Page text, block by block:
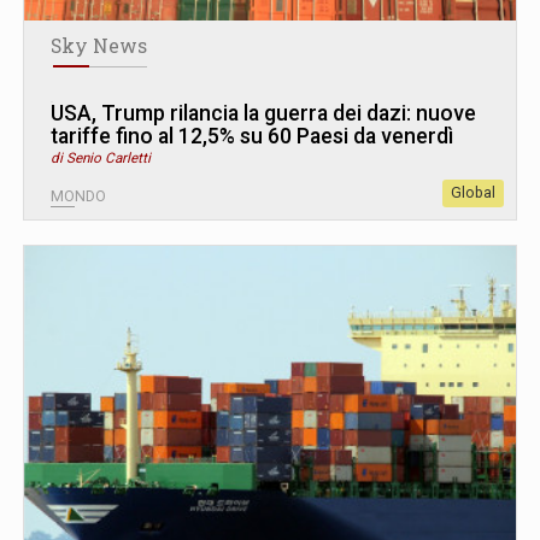
Sky News
USA, Trump rilancia la guerra dei dazi: nuove
tariffe fino al 12,5% su 60 Paesi da venerdì
di Senio Carletti
MONDO Global